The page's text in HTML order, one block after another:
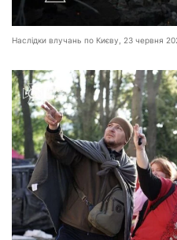
Наслідки влучань по Києву, 23 червня